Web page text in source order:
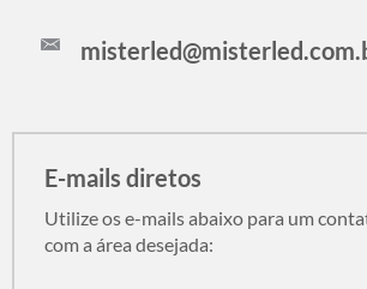
E-mails diretos
Utilize os e-mails abaixo para um
com a área desejada: